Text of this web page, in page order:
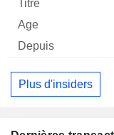
Plus d'insiders